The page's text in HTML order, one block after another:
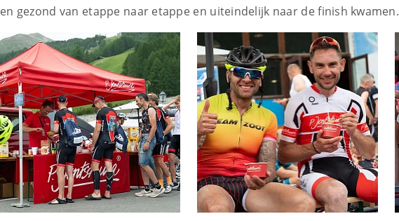
en gezond van etappe naar etappe en uiteindelijk naar de finish kwamen.